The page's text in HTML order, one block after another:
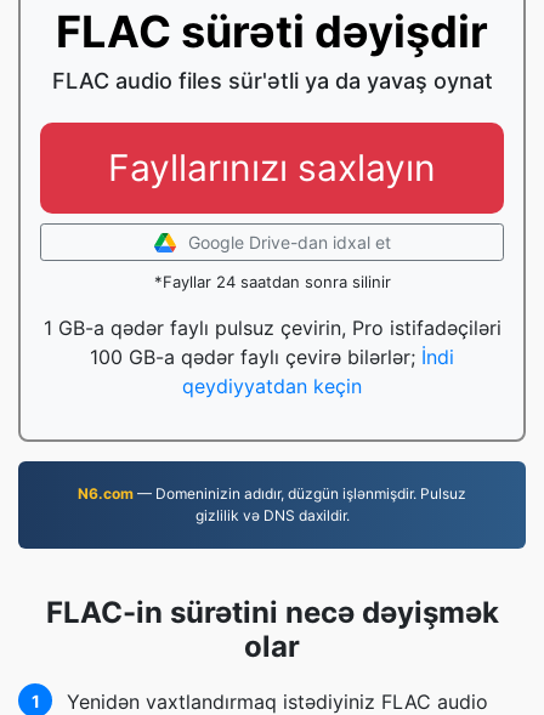
FLAC sürəti dəyişdir
FLAC audio files sür'ətli ya da yavaş oynat
Fayllarınızı saxlayın
Google Drive-dan idxal et
*Fayllar 24 saatdan sonra silinir
1 GB-a qədər faylı pulsuz çevirin, Pro istifadəçiləri
100 GB-a qədər faylı çevirə bilərlər; İndi
qeydiyyatdan keçin
N6.com — Domeninizin adıdır, düzgün işlənmişdir. Pulsuz
gizlilik və DNS daxildir.
FLAC-in sürətini necə dəyişmək
olar
1
Yenidən vaxtlandırmaq istədiyiniz FLAC audio